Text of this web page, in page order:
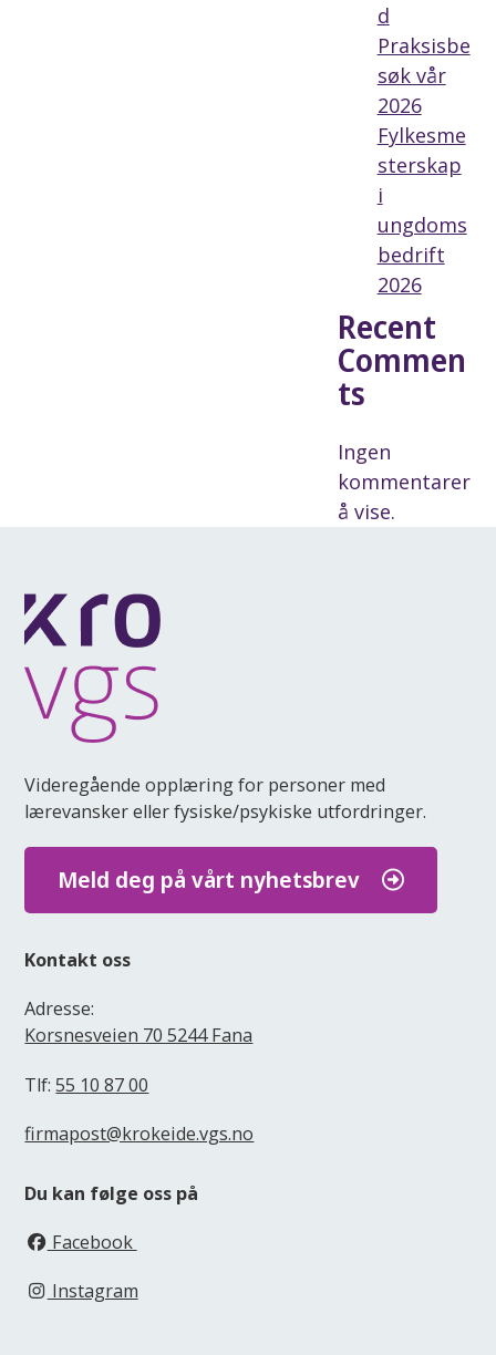
d
Praksisbe
søk vår
2026
Fylkesme
sterskap
i
ungdoms
bedrift
2026
Recent
Commen
ts
Ingen
kommentarer
å vise.
Videregående opplæring for personer med
lærevansker eller fysiske/psykiske utfordringer.
Meld deg på vårt nyhetsbrev
Kontakt oss
Adresse:
Korsnesveien 70 5244 Fana
Tlf:55 10 87 00
firmapost@krokeide.vgs.no
Du kan følge oss på
Facebook
Instagram